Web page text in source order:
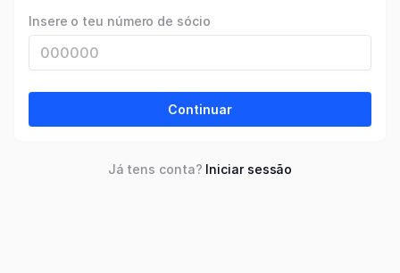
Insere o teu número de sócio
Continuar
Já tens conta? Iniciar sessão